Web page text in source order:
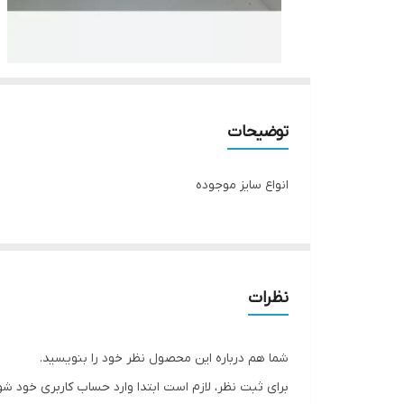
توضیحات
انواع سایز موجوده
نظرات
شما هم درباره این محصول نظر خود را بنویسید.
برای ثبت نظر، لازم است ابتدا وارد حساب کاربری خود